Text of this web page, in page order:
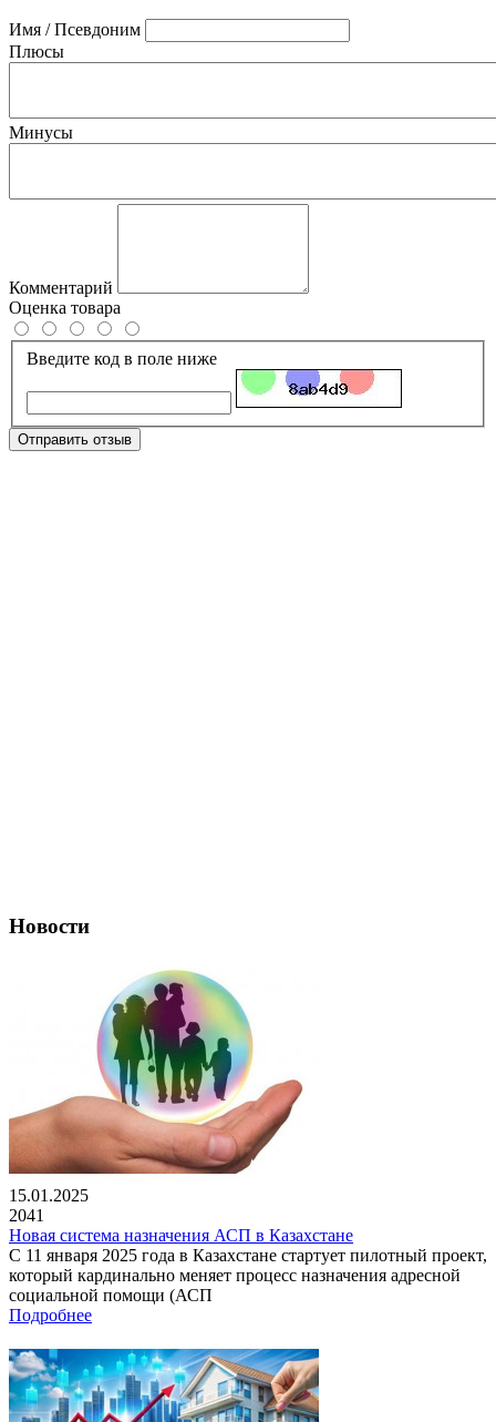
Имя / Псевдоним
Плюсы
Минусы
Комментарий
Оценка товара
Введите код в поле ниже
Отправить отзыв
Новости
15.01.2025
2041
Новая система назначения АСП в Казахстане
С 11 января 2025 года в Казахстане стартует пилотный проект,
который кардинально меняет процесс назначения адресной
социальной помощи (АСП
Подробнее